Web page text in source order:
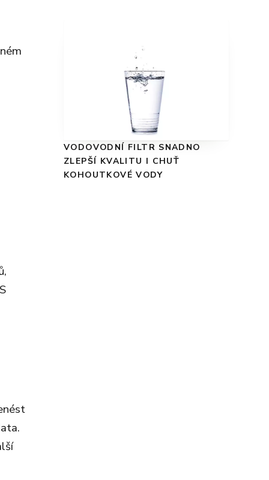
VODOVODNÍ FILTR SNADNO
ZLEPŠÍ KVALITU I CHUŤ
KOHOUTKOVÉ VODY